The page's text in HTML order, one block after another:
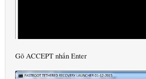
Gõ ACCEPT nhấn Enter